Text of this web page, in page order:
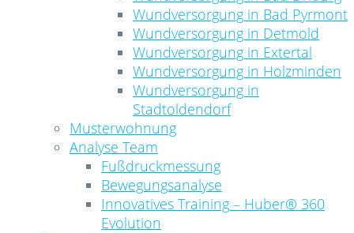
Wundversorgung in Bad Pyrmont
Wundversorgung in Detmold
Wundversorgung in Extertal
Wundversorgung in Holzminden
Wundversorgung in
Stadtoldendorf
Musterwohnung
Analyse Team
Fußdruckmessung
Bewegungsanalyse
Innovatives Training – Huber® 360
Evolution